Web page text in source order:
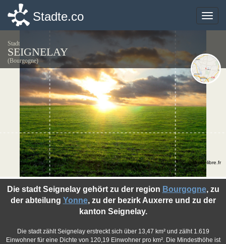
Toggle
Stadte.co
Stadt
SEIGNELAY
(Bourgogne)
Die stadt Seignelay gehört zu der region Bourgogne, zu
der abteilung Yonne, zu der bezirk Auxerre und zu der
kanton Seignelay.
Die stadt zählt Seignelay erstreckt sich über 13,47 km² und zälht 1.619
Einwohner für eine Dichte von 120,19 Einwohner pro km². Die Mindesthöhe ist
©photo-libre.fr
Toggle
Stadte.co